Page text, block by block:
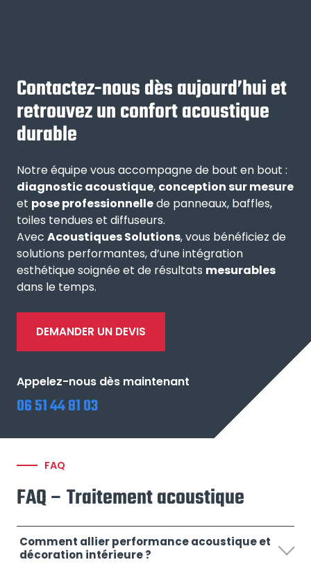
Contactez-nous dès aujourd’hui et
retrouvez un confort acoustique
durable
Notre équipe vous accompagne de bout en bout :
diagnostic acoustique, conception sur mesure
et pose professionnellede panneaux, baffles,
toiles tendues et diffuseurs.
Avec Acoustiques Solutions, vous bénéficiez de
solutions performantes, d’une intégration
esthétique soignée et de résultats mesurables
dans le temps.
DEMANDER UN DEVIS
Appelez-nous dès maintenant
06 51 44 81 03
FAQ
FAQ – Traitement acoustique
Comment allier performance acoustique et
décoration intérieure ?